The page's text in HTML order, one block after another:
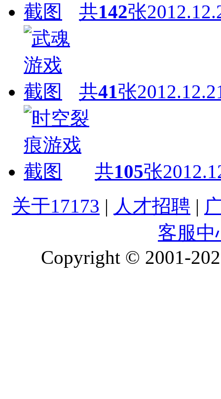
共142张
共41张
共105张
关于17173 | 人才招聘 |
客服中
Copyright © 2001-